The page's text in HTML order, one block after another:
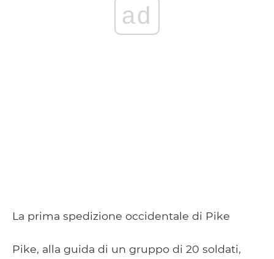
ad
La prima spedizione occidentale di Pike
Pike, alla guida di un gruppo di 20 soldati,